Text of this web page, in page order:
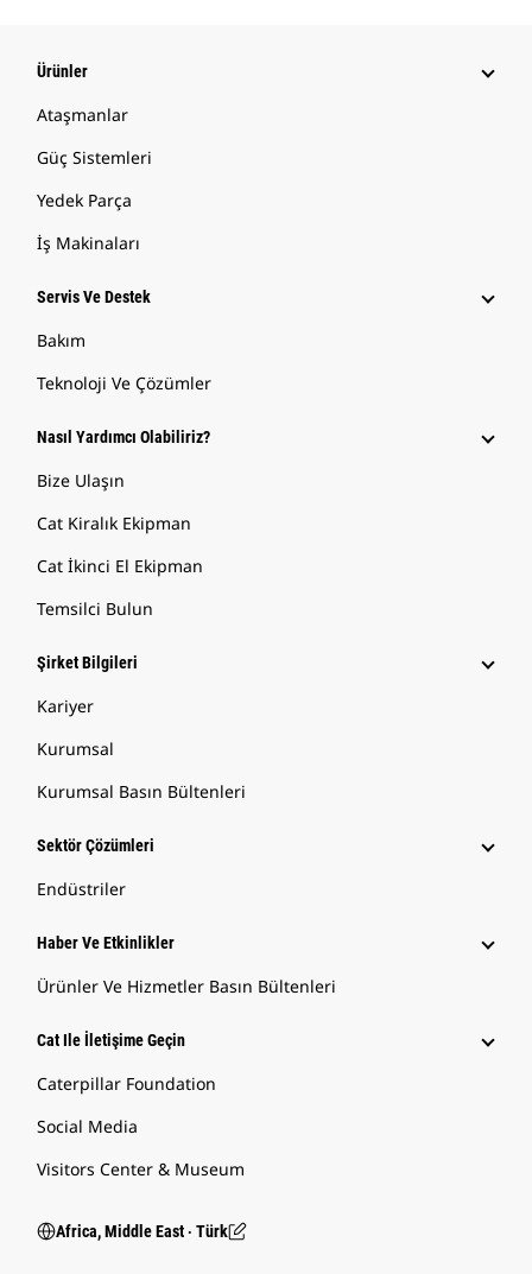
Ürünler
Ataşmanlar
Güç Sistemleri
Yedek Parça
İş Makinaları
Servis Ve Destek
Bakım
Teknoloji Ve Çözümler
Nasıl Yardımcı Olabiliriz?
Bize Ulaşın
Cat Kiralık Ekipman
Cat İkinci El Ekipman
Temsilci Bulun
Şirket Bilgileri
Kariyer
Kurumsal
Kurumsal Basın Bültenleri
Sektör Çözümleri
Endüstriler
Haber Ve Etkinlikler
Ürünler Ve Hizmetler Basın Bültenleri
Cat Ile İletişime Geçin
Caterpillar Foundation
Social Media
Visitors Center & Museum
Africa, Middle East ‧ Türk